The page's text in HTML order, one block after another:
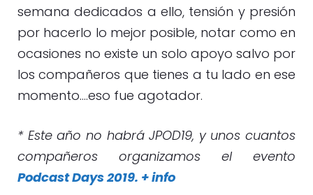
semana dedicados a ello, tensión y presión
por hacerlo lo mejor posible, notar como en
ocasiones no existe un solo apoyo salvo por
los compañeros que tienes a tu lado en ese
momento….eso fue agotador.
* Este año no habrá JPOD19, y unos cuantos
compañeros organizamos el evento
Podcast Days 2019. + info